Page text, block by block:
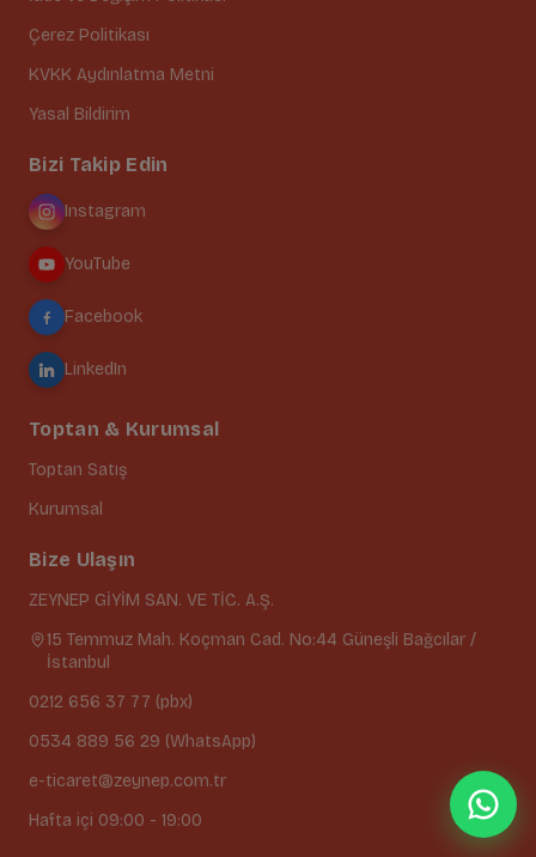
Çerez Politikası
KVKK Aydınlatma Metni
Yasal Bildirim
Bizi Takip Edin
Instagram
YouTube
Facebook
LinkedIn
Toptan & Kurumsal
Toptan Satış
Kurumsal
Bize Ulaşın
ZEYNEP GİYİM SAN. VE TİC. A.Ş.
15 Temmuz Mah. Koçman Cad. No:44 Güneşli Bağcılar /
İstanbul
0212 656 37 77 (pbx)
0534 889 56 29 (WhatsApp)
e-ticaret@zeynep.com.tr
Hafta içi 09:00 - 19:00